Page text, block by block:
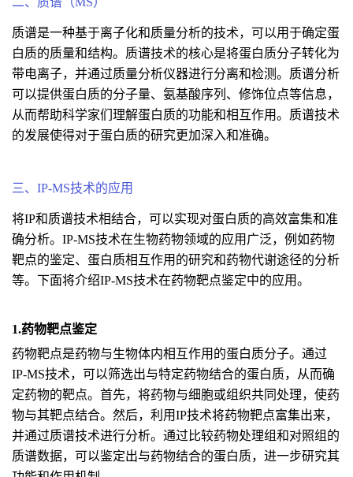
质谱是一种基于离子化和质量分析的技术，可以用于确定蛋
白质的质量和结构。质谱技术的核心是将蛋白质分子转化为
带电离子，并通过质量分析仪器进行分离和检测。质谱分析
可以提供蛋白质的分子量、氨基酸序列、修饰位点等信息，
从而帮助科学家们理解蛋白质的功能和相互作用。质谱技术
的发展使得对于蛋白质的研究更加深入和准确。
三、IP-MS技术的应用
将IP和质谱技术相结合，可以实现对蛋白质的高效富集和准
确分析。IP-MS技术在生物药物领域的应用广泛，例如药物
靶点的鉴定、蛋白质相互作用的研究和药物代谢途径的分析
等。下面将介绍IP-MS技术在药物靶点鉴定中的应用。
1.药物靶点鉴定
药物靶点是药物与生物体内相互作用的蛋白质分子。通过
IP-MS技术，可以筛选出与特定药物结合的蛋白质，从而确
定药物的靶点。首先，将药物与细胞或组织共同处理，使药
物与其靶点结合。然后，利用IP技术将药物靶点富集出来，
并通过质谱技术进行分析。通过比较药物处理组和对照组的
质谱数据，可以鉴定出与药物结合的蛋白质，进一步研究其